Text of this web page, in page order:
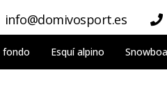
info@domivosport.es
fondo Esquí alpino